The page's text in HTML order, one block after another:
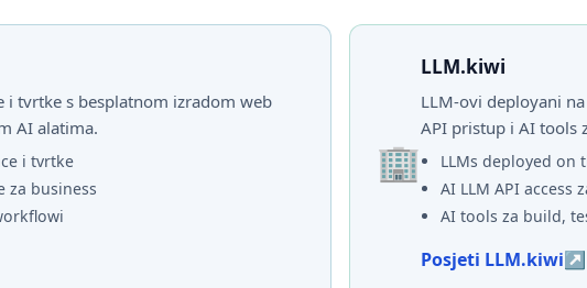
i tvrtke s besplatnom izradom web
AI alatima.
i tvrtke
za business
LLM.kiwi
LLM-ovi deployani
API pristup i AI tools
LLMs deployed on
AI LLM API access
AI tools za build,
Posjeti LLM.kiwi